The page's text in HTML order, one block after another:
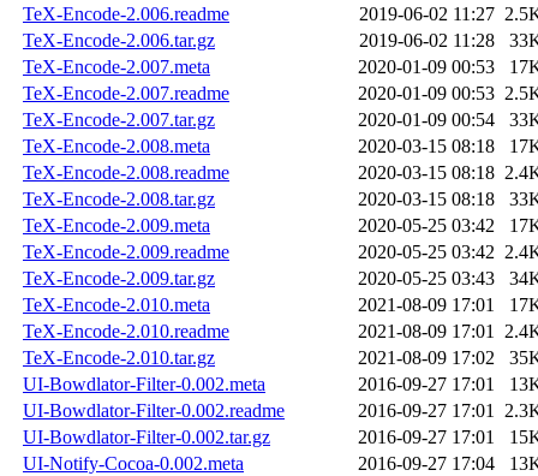
TeX-Encode-2.006.readme
2019-06-02 11:27
TeX-Encode-2.006.tar.gz
2019-06-02 11:28
TeX-Encode-2.007.meta
2020-01-09 00:53
TeX-Encode-2.007.readme
2020-01-09 00:53
TeX-Encode-2.007.tar.gz
2020-01-09 00:54
TeX-Encode-2.008.meta
2020-03-15 08:18
TeX-Encode-2.008.readme
2020-03-15 08:18
TeX-Encode-2.008.tar.gz
2020-03-15 08:18
TeX-Encode-2.009.meta
2020-05-25 03:42
TeX-Encode-2.009.readme
2020-05-25 03:42
TeX-Encode-2.009.tar.gz
2020-05-25 03:43
TeX-Encode-2.010.meta
2021-08-09 17:01
TeX-Encode-2.010.readme
2021-08-09 17:01
TeX-Encode-2.010.tar.gz
2021-08-09 17:02
UI-Bowdlator-Filter-0.002.meta
2016-09-27 17:01
UI-Bowdlator-Filter-0.002.readme
2016-09-27 17:01
UI-Bowdlator-Filter-0.002.tar.gz
2016-09-27 17:01
UI-Notify-Cocoa-0.002.meta
2016-09-27 17:04